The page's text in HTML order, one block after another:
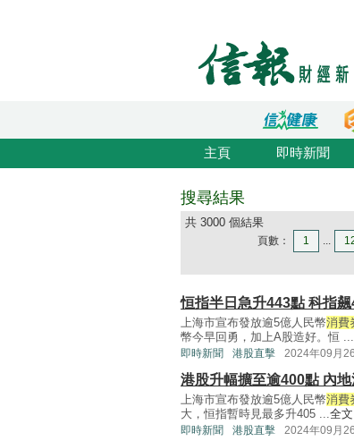
主頁 即時新聞
搜尋結果
共 3000 個結果
頁數： 1 ...
恒指半日急升443點 科指飆
上海市宣布發放逾5億人民幣消費
幣今早回勇，加上A股造好。恒 ...
即時新聞 港股直擊 2024年09月
港股升幅擴至逾400點 內
上海市宣布發放逾5億人民幣消費
大，恒指暫時見最多升405 ...全文
即時新聞 港股直擊 2024年09月